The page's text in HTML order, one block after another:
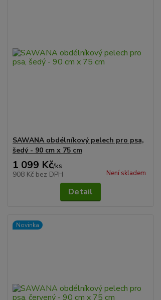
SAWANA obdélníkový pelech pro psa,
šedý - 90 cm x 75 cm
1 099 Kč/ks
908 Kč bez DPH Není skladem
Detail
Novinka